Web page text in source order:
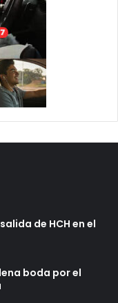
de HCH en el
boda por el